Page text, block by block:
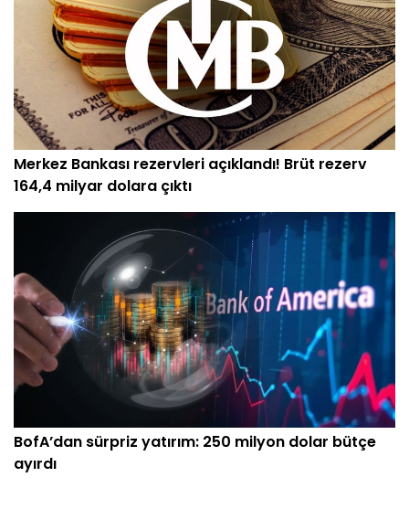
Merkez Bankası rezervleri açıklandı! Brüt rezerv
164,4 milyar dolara çıktı
BofA’dan sürpriz yatırım: 250 milyon dolar bütçe
ayırdı